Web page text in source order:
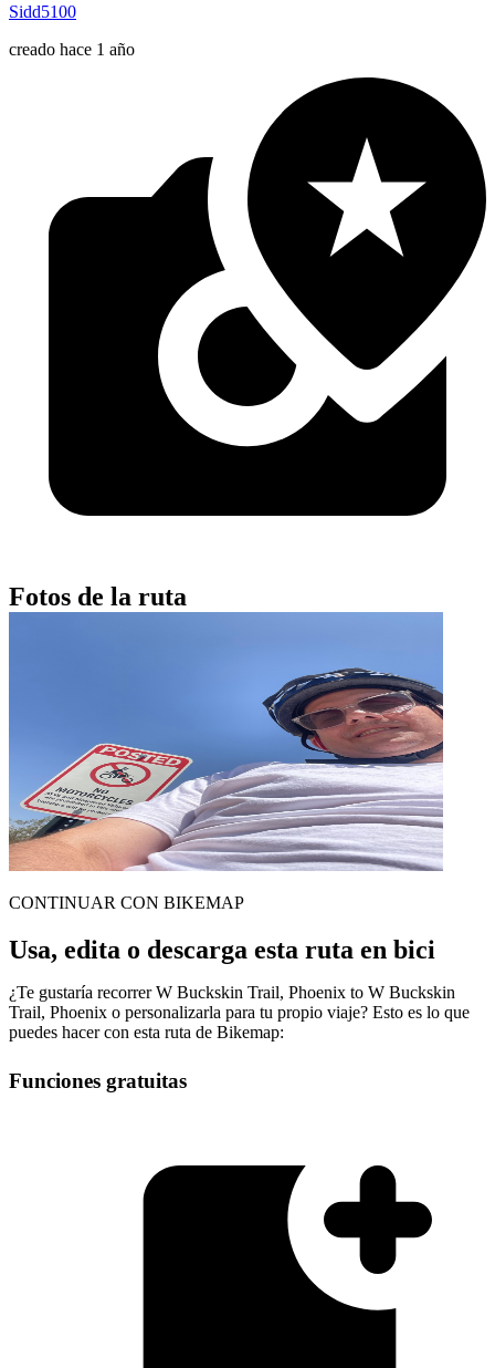
Sidd5100
creado hace 1 año
Fotos de la ruta
CONTINUAR CON BIKEMAP
Usa, edita o descarga esta ruta en bici
¿Te gustaría recorrer W Buckskin Trail, Phoenix to W Buckskin
Trail, Phoenix o personalizarla para tu propio viaje? Esto es lo que
puedes hacer con esta ruta de Bikemap:
Funciones gratuitas